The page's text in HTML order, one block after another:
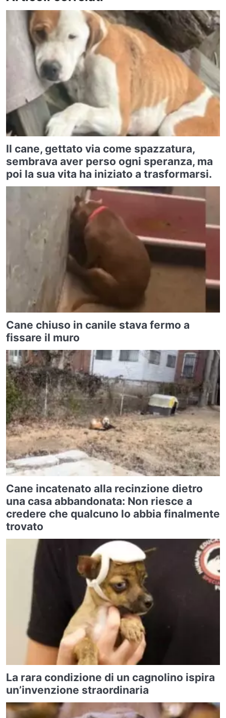
Il cane, gettato via come spazzatura,
sembrava aver perso ogni speranza, ma
poi la sua vita ha iniziato a trasformarsi.
Cane chiuso in canile stava fermo a
fissare il muro
Cane incatenato alla recinzione dietro
una casa abbandonata: Non riesce a
credere che qualcuno lo abbia finalmente
trovato
La rara condizione di un cagnolino ispira
un’invenzione straordinaria